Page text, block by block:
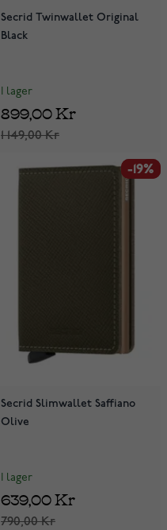
Secrid Twinwallet Original
Black
I lager
1 149,00 Kr
899,00 Kr
-19%
-19%
Secrid Slimwallet Saffiano
Olive
I lager
790,00 Kr
639,00 Kr